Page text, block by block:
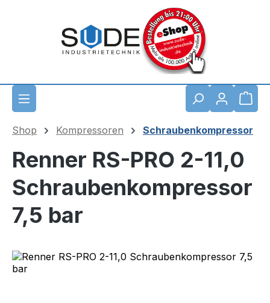
Shop Kompressoren Schraubenkompressor
Renner RS-PRO 2-11,0
Schraubenkompressor
7,5 bar
Bildergalerie überspringen